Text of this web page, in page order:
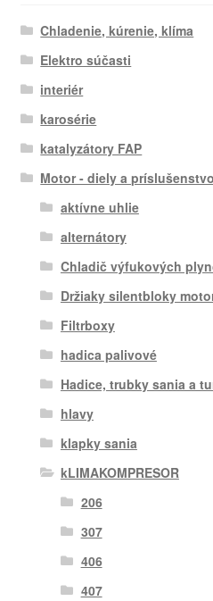
Chladenie, kúrenie, klíma
Elektro súčasti
interiér
karosérie
katalyzátory FAP
Motor - diely a príslušenstvo
aktívne uhlie
alternátory
Chladič výfukových
Držiaky silentbloky
Filtrboxy
hadica palivové
Hadice, trubky sania a
hlavy
klapky sania
kLIMAKOMPRESOR
206
307
406
407